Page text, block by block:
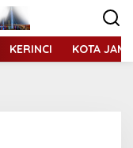
KERINCI KOTA